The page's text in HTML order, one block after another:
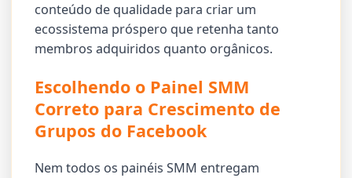
conteúdo de qualidade para criar um
ecossistema próspero que retenha tanto
membros adquiridos quanto orgânicos.
Escolhendo o Painel SMM
Correto para Crescimento de
Grupos do Facebook
Nem todos os painéis SMM entregam